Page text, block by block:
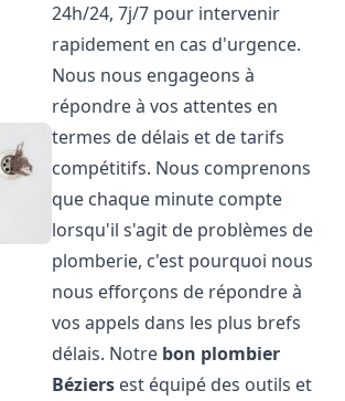
24h/24, 7j/7 pour intervenir
rapidement en cas d'urgence.
Nous nous engageons à
répondre à vos attentes en
termes de délais et de tarifs
compétitifs. Nous comprenons
que chaque minute compte
lorsqu'il s'agit de problèmes de
plomberie, c'est pourquoi nous
nous efforçons de répondre à
vos appels dans les plus brefs
délais. Notre bon plombier
Béziers est équipé des outils et